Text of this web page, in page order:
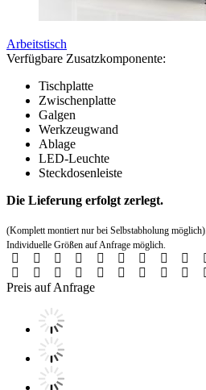
Arbeitstisch
Verfügbare Zusatzkomponente:
Tischplatte
Zwischenplatte
Galgen
Werkzeugwand
Ablage
LED-Leuchte
Steckdosenleiste
Die Lieferung erfolgt zerlegt.
(Komplett montiert nur bei Selbstabholung möglich).
Individuelle Größen auf Anfrage möglich.
Preis auf Anfrage